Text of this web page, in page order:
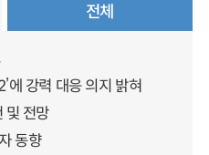
전체
에 강력 대응 의지 밝혀
및 전망
동향